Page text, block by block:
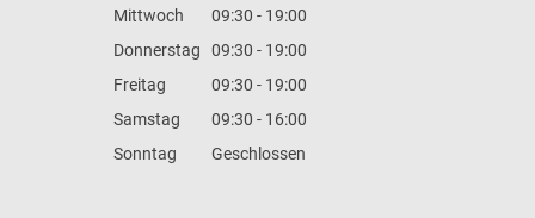
Mittwoch
09:30 - 19:00
Donnerstag
09:30 - 19:00
Freitag
09:30 - 19:00
Samstag
09:30 - 16:00
Sonntag
Geschlossen